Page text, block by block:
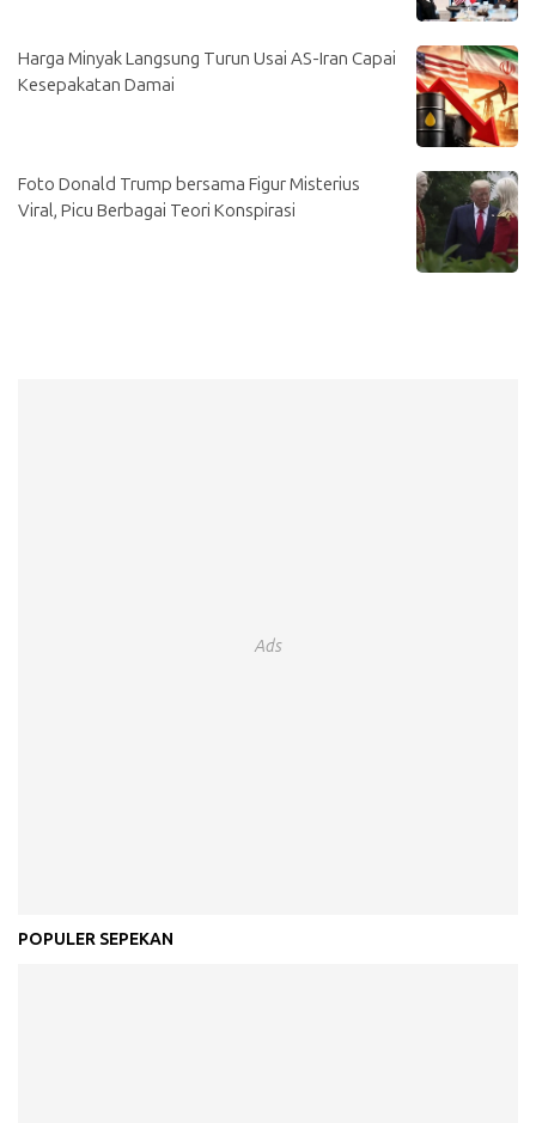
Harga Minyak Langsung Turun Usai AS-Iran Capai
Kesepakatan Damai
Foto Donald Trump bersama Figur Misterius
Viral, Picu Berbagai Teori Konspirasi
Ads
POPULER SEPEKAN